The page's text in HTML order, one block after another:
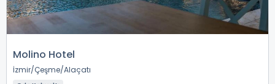
Molino Hotel
İzmir Çeşme Alaçatı